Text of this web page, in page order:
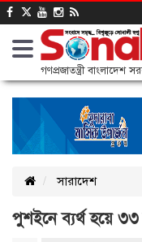
গণপ্রজাতন্ত্রী বাংলাদেশ
সারাদেশ
পুশইনে ব্যর্থ হয়ে